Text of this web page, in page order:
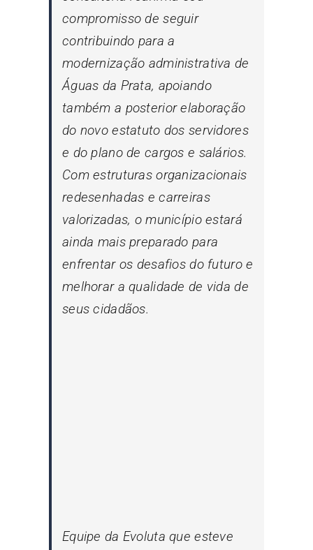
compromisso de seguir
contribuindo para a
modernização administrativa de
Águas da Prata, apoiando
também a posterior elaboração
do novo estatuto dos servidores
e do plano de cargos e salários.
Com estruturas organizacionais
redesenhadas e carreiras
valorizadas, o município estará
ainda mais preparado para
enfrentar os desafios do futuro e
melhorar a qualidade de vida de
seus cidadãos.
Equipe da Evoluta que esteve